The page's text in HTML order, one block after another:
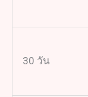
30 วัน